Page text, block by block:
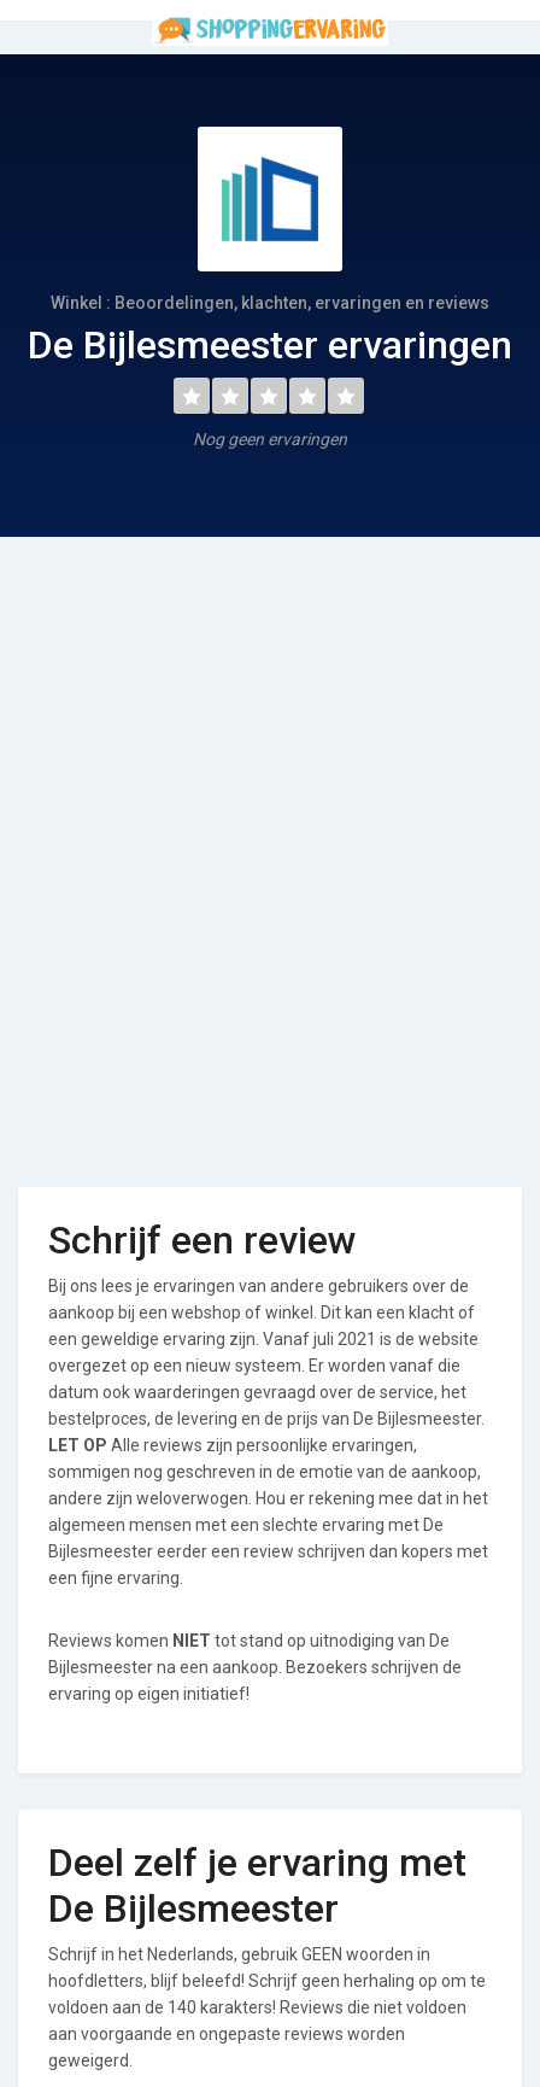
Winkel : Beoordelingen, klachten, ervaringen en reviews
De Bijlesmeester ervaringen
Nog geen ervaringen
Schrijf een review
Bij ons lees je ervaringen van andere gebruikers over de
aankoop bij een webshop of winkel. Dit kan een klacht of
een geweldige ervaring zijn. Vanaf juli 2021 is de website
overgezet op een nieuw systeem. Er worden vanaf die
datum ook waarderingen gevraagd over de service, het
bestelproces, de levering en de prijs van De Bijlesmeester.
LET OP Alle reviews zijn persoonlijke ervaringen,
sommigen nog geschreven in de emotie van de aankoop,
andere zijn weloverwogen. Hou er rekening mee dat in het
algemeen mensen met een slechte ervaring met De
Bijlesmeester eerder een review schrijven dan kopers met
een fijne ervaring.
Reviews komen NIET tot stand op uitnodiging van De
Bijlesmeester na een aankoop. Bezoekers schrijven de
ervaring op eigen initiatief!
Deel zelf je ervaring met
De Bijlesmeester
Schrijf in het Nederlands, gebruik GEEN woorden in
hoofdletters, blijf beleefd! Schrijf geen herhaling op om te
voldoen aan de 140 karakters! Reviews die niet voldoen
aan voorgaande en ongepaste reviews worden
geweigerd.